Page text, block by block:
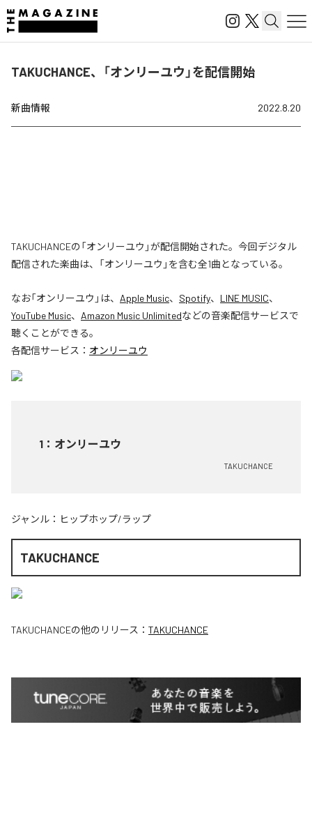
TAKUCHANCE、「オンリーユウ」を配信開始
新曲情報 2022.8.20
TAKUCHANCEの「オンリーユウ」が配信開始された。今回デジタル
配信された楽曲は、「オンリーユウ」を含む全1曲となっている。
なお「オンリーユウ 」は、 Apple Music、 Spotify、 LINE MUSIC、
YouTube Music、 Amazon Music Unlimitedなどの音楽配信サービスで
聴くことができる。
各配信サービス： オンリーユウ
1 ： オンリーユウ
TAKUCHANCE
ジャンル： ヒップホップ/ラップ
TAKUCHANCE
TAKUCHANCEの他のリリース： TAKUCHANCE